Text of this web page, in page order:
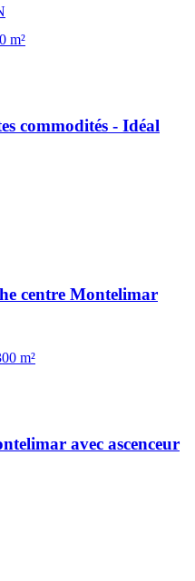
m²
commodités - Idéal
centre Montelimar
m²
avec ascenceur